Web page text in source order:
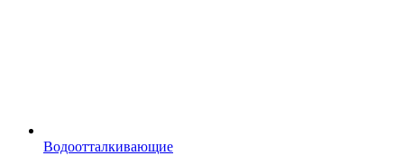
Водоотталкивающие